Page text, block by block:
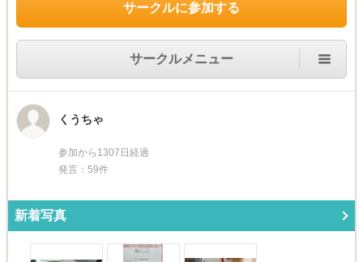
サークルに参加する
サークルメニュー
くうちゃ
参加から1307日経過
発言：59件
新着写真